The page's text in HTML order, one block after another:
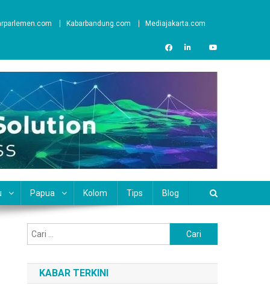
Kabarbandung.com Mediajakarta.com
Papua Kolom Tips Blog
untuk:
KABAR TERKINI